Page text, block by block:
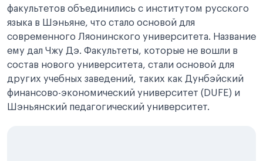
факультетов объединились с институтом русского
языка в Шэньяне, что стало основой для
современного Ляонинского университета. Название
ему дал Чжу Дэ. Факультеты, которые не вошли в
состав нового университета, стали основой для
других учебных заведений, таких как Дунбэйский
финансово-экономический университет (DUFE) и
Шэньянский педагогический университет.